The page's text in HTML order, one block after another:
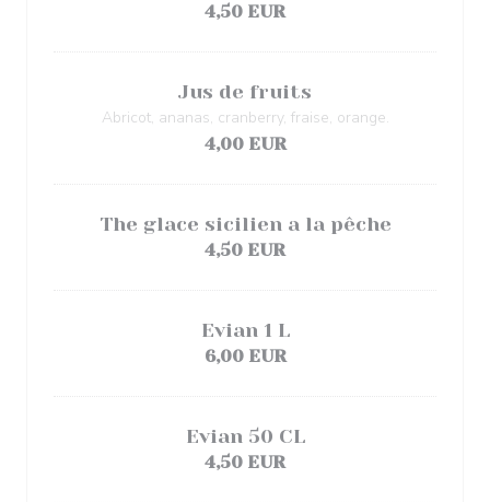
4,50 EUR
Jus de fruits
Abricot, ananas, cranberry, fraise, orange.
4,00 EUR
The glace sicilien a la pêche
4,50 EUR
Evian 1 L
6,00 EUR
Evian 50 CL
4,50 EUR